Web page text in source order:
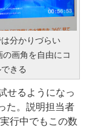
分かりづらい
の画角を自由にコ
きる
せるようになっ
た。説明担当者
行中でもこの数